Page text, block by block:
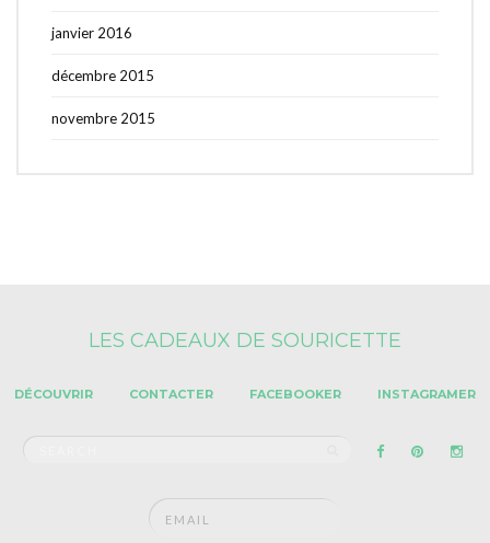
janvier 2016
décembre 2015
novembre 2015
LES CADEAUX DE SOURICETTE
DÉCOUVRIR CONTACTER FACEBOOKER INSTAGRAMER
Search
SEARCH